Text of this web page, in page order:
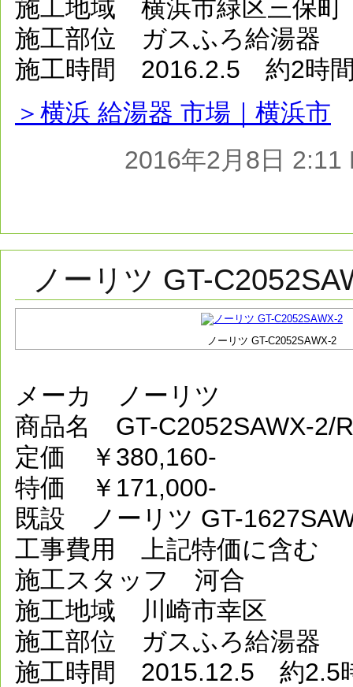
施工地域 横浜市緑区三保町
施工部位 ガスふろ給湯器
施工時間 2016.2.5 約2時
＞横浜 給湯器 市場｜横浜市
2016年2月8日
ノーリツ GT-
ノーリツ GT-C2052SAWX-2
メーカ ノーリツ
商品名 GT-C2052SAWX-2/
定価 ￥380,160-
特価 ￥171,000-
既設 ノーリツ GT-
工事費用 上記特価に含む
施工スタッフ 河合
施工地域 川崎市幸区
施工部位 ガスふろ給湯器
施工時間 2015.12.5 約2.5